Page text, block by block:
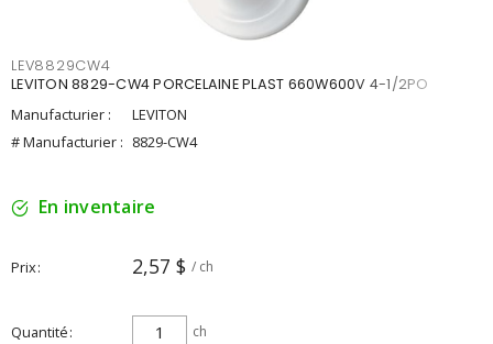
LEV8829CW4
LEVITON 8829-CW4 PORCELAINE PLAST 660W600V 4-1/2PO
Manufacturier :
LEVITON
# Manufacturier : 8829-CW4
En inventaire
Prix 2,57 $ / ch
Quantité ch